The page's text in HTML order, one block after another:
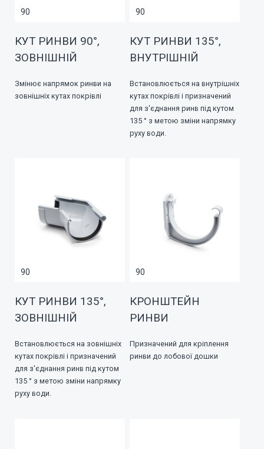
90
КУТ РИНВИ 90°,
ЗОВНІШНІЙ
Змінює напрямок ринви на
зовнішніх кутах покрівлі
90
КУТ РИНВИ 135°,
ВНУТРІШНІЙ
Встановлюється на внутрішніх
кутах покрівлі і призначений
для з'єднання ринв під кутом
135 ° з метою зміни напрямку
руху води.
90
КУТ РИНВИ 135°,
ЗОВНІШНІЙ
Встановлюється на зовнішніх
кутах покрівлі і призначений
для з'єднання ринв під кутом
135 ° з метою зміни напрямку
руху води.
90
КРОНШТЕЙН
РИНВИ
Призначений для кріплення
ринви до лобової дошки